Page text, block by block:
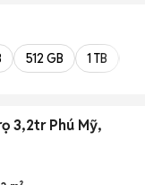
512 GB 1 TB
3,2tr Phú Mỹ,